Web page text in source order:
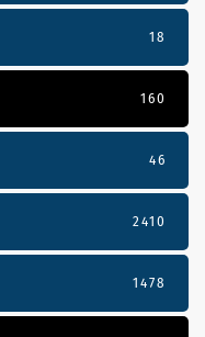
18
160
46
2410
1478